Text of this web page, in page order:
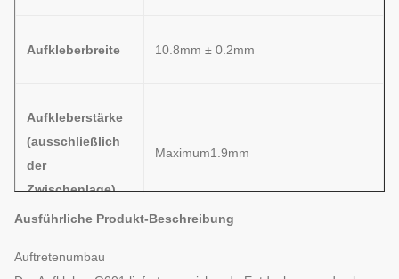
Aufkleberbreite 10.8mm ± 0.2mm
Aufkleberstärke
(ausschließlich
der
Zwischenlage)
Maximum1.9mm
Aufkleberstärke
Ausführliche Produkt-Beschreibung
Auftretenumbau